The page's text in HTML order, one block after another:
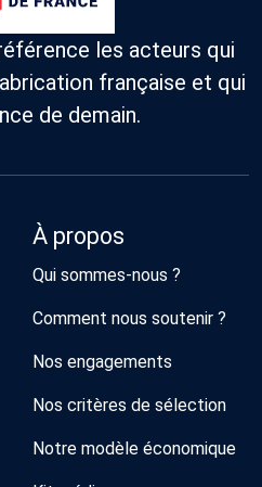
les acteurs qui
française et qui
de demain.
À propos
Qui sommes-nous ?
Comment nous soutenir ?
Nos engagements
Nos critères de sélection
Notre modèle économique